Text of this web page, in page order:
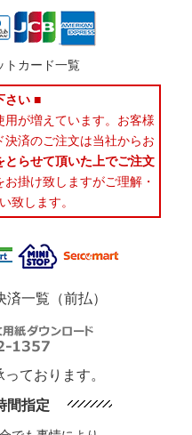
トカード一覧
さい ■
が増えています。お客様
済のご注文は当社からお
とらせて頂いた上でご注文
掛け致しますがご理解・
致します。
一覧（前払）
ております。
間指定